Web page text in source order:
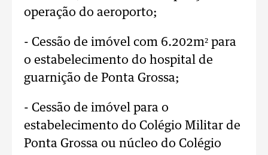
operação do aeroporto;
- Cessão de imóvel com 6.202m² para
o estabelecimento do hospital de
guarnição de Ponta Grossa;
- Cessão de imóvel para o
estabelecimento do Colégio Militar de
Ponta Grossa ou núcleo do Colégio